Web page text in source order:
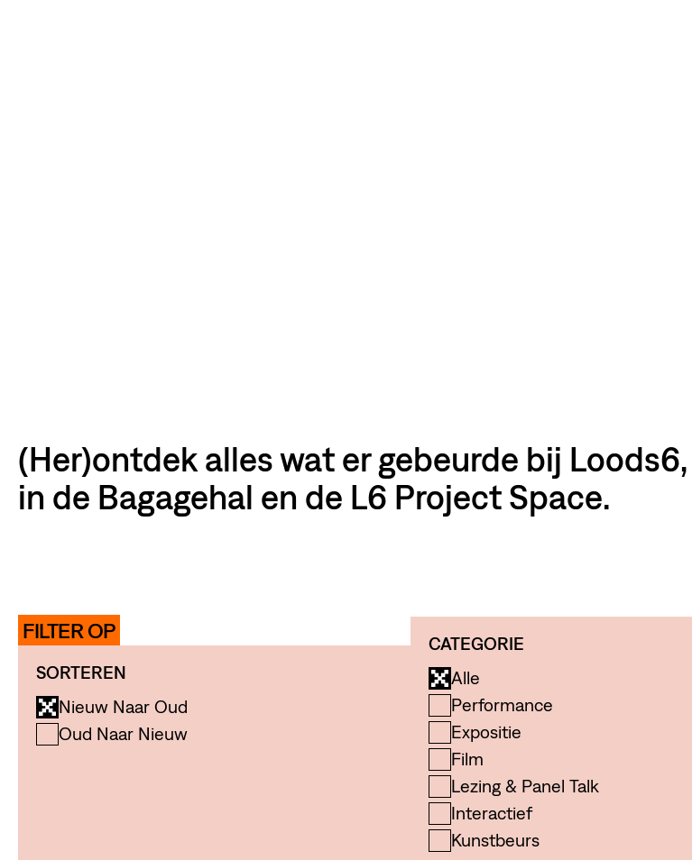
(Her)ontdek alles wat er gebeurde bij Loods6,
in de Bagagehal en de L6 Project Space.
FILTER OP
SORTEREN
Nieuw Naar Oud
Oud Naar Nieuw
CATEGORIE
Alle
Performance
Expositie
Film
Lezing & Panel Talk
Interactief
Kunstbeurs